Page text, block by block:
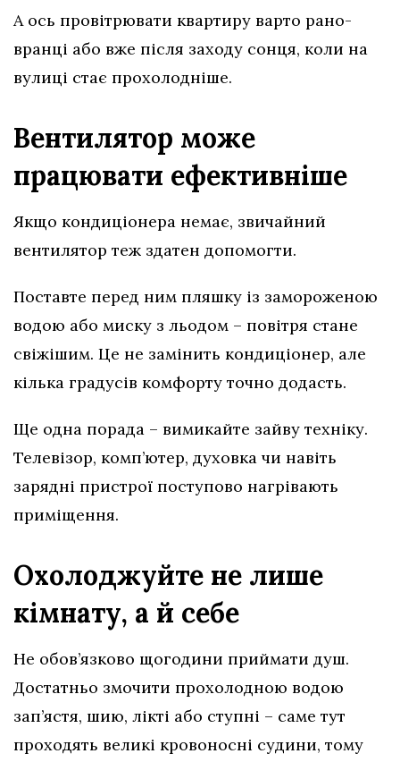
А ось провітрювати квартиру варто рано-
вранці або вже після заходу сонця, коли на
вулиці стає прохолодніше.
Вентилятор може
працювати ефективніше
Якщо кондиціонера немає, звичайний
вентилятор теж здатен допомогти.
Поставте перед ним пляшку із замороженою
водою або миску з льодом – повітря стане
свіжішим. Це не замінить кондиціонер, але
кілька градусів комфорту точно додасть.
Ще одна порада – вимикайте зайву техніку.
Телевізор, комп’ютер, духовка чи навіть
зарядні пристрої поступово нагрівають
приміщення.
Охолоджуйте не лише
кімнату, а й себе
Не обов’язково щогодини приймати душ.
Достатньо змочити прохолодною водою
зап’ястя, шию, лікті або ступні – саме тут
проходять великі кровоносні судини, тому